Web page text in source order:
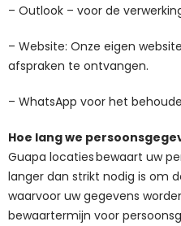
– Outlook – voor de
– Website: Onze eigen
afspraken te ontvangen.
– WhatsApp voor het
Hoe lang we
Guapa locaties bewaart uw
langer dan strikt nodig is om
waarvoor uw gegevens
bewaartermijn voor